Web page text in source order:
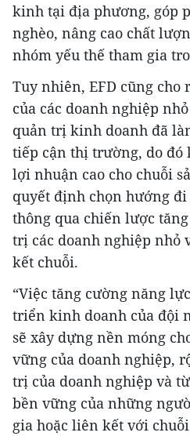
kinh tại địa phương, góp
nghèo, nâng cao chất
nhóm yếu thế tham gia
Tuy nhiên, EFD cũng
của các doanh nghiệp
quản trị kinh doanh đã
tiếp cận thị trường, do
lợi nhuận cao cho chuỗi
quyết định chọn hướng
thông qua chiến lược
trị các doanh nghiệp nhỏ
kết chuỗi.
“Việc tăng cường năng
triển kinh doanh của đội
sẽ xây dựng nền móng
vững của doanh nghiệp,
trị của doanh nghiệp và
bền vững của những
gia hoặc liên kết với